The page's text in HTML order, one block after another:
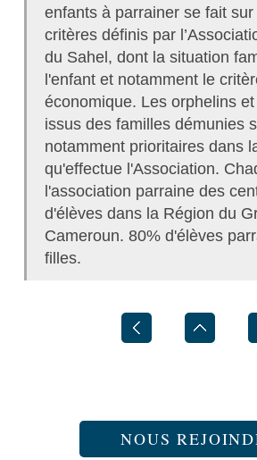
enfants à parrainer se fait
critères définis par
du Sahel, dont la situation
l'enfant et notamment le
économique. Les orphelins
issus des familles démunies
notamment prioritaires dans
qu'effectue l'Association.
l'association parraine des
d'élèves dans la Région du
Cameroun. 80% d'élèves
filles.
NOUS